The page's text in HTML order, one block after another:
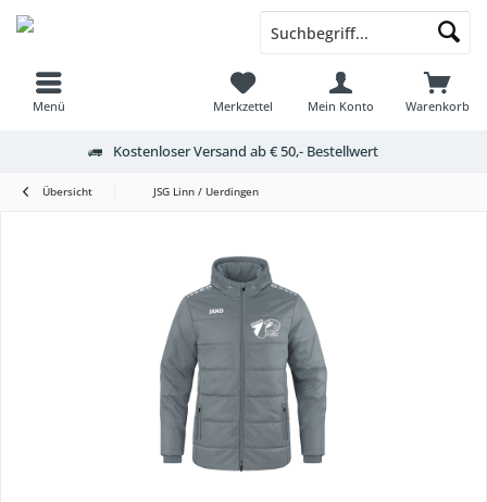
Menü Warenkorb
Merkzettel Mein Konto
Kostenloser Versand ab € 50,- Bestellwert
Übersicht JSG Linn / Uerdingen